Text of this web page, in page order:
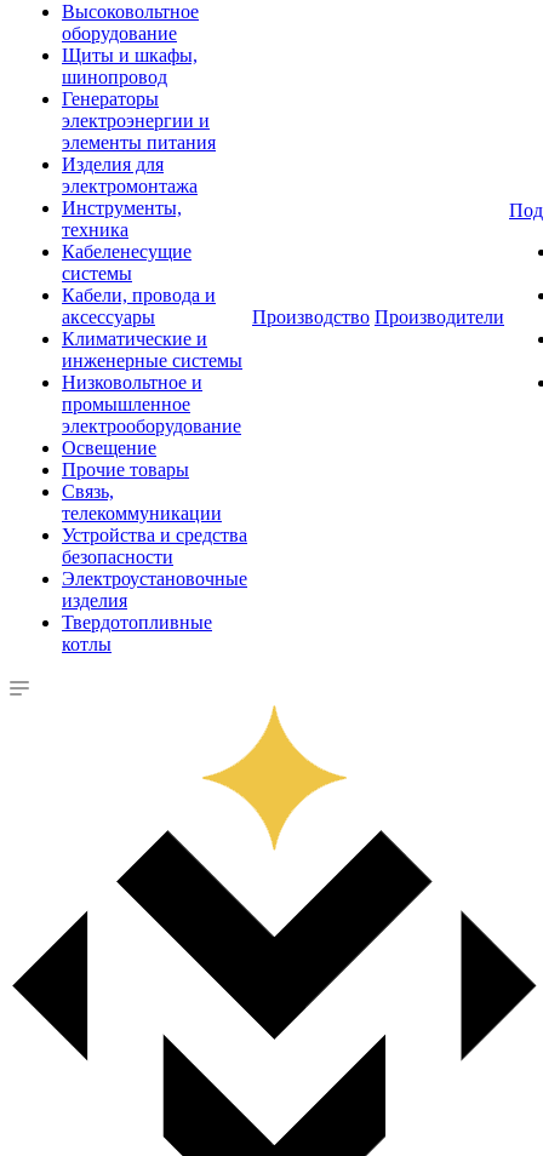
Высоковольтное
оборудование
Щиты и шкафы,
шинопровод
Генераторы
электроэнергии и
элементы питания
Изделия для
электромонтажа
Инструменты,
техника
Кабеленесущие
системы
Кабели, провода и
аксессуары
Климатические и
инженерные системы
Низковольтное и
промышленное
электрооборудование
Освещение
Прочие товары
Связь,
телекоммуникации
Устройства и средства
безопасности
Электроустановочные
изделия
Твердотопливные
котлы
Производство Производители